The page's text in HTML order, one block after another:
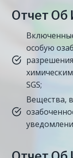
Отчет Об
особую
SGS;
Вещества,